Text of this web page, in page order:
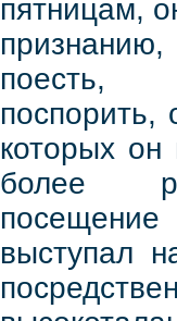
пятницам,
поесть,
поспорить,
которых
более
выступал